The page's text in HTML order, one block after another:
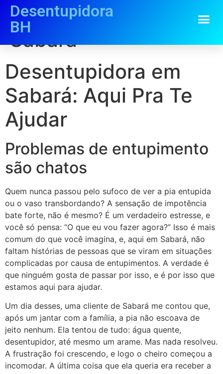
Desentupidora
BH
Desentupidora em
Sabara
Desentupidora em
Sabará: Aqui Pra Te
Ajudar
Problemas de entupimento
são chatos
Quem nunca passou pelo sufoco de ver a pia entupida
ou o vaso transbordando? A sensação de impotência
bate forte, não é mesmo? É um verdadeiro estresse, e
você só pensa: “O que eu vou fazer agora?” Isso é mais
comum do que você imagina, e, aqui em Sabará, não
faltam histórias de pessoas que se viram em situações
complicadas por causa de entupimentos. A verdade é
que ninguém gosta de passar por isso, e é por isso que
estamos aqui para ajudar.
Um dia desses, uma cliente de Sabará me contou que,
após um jantar com a família, a pia não escoava de
jeito nenhum. Ela tentou de tudo: água quente,
desentupidor, até mesmo um arame. Mas nada resolveu.
A frustração foi crescendo, e logo o cheiro começou a
incomodar. A última coisa que ela queria era receber a